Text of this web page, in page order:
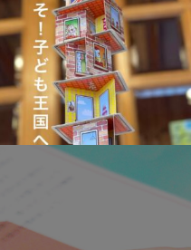
9月 14